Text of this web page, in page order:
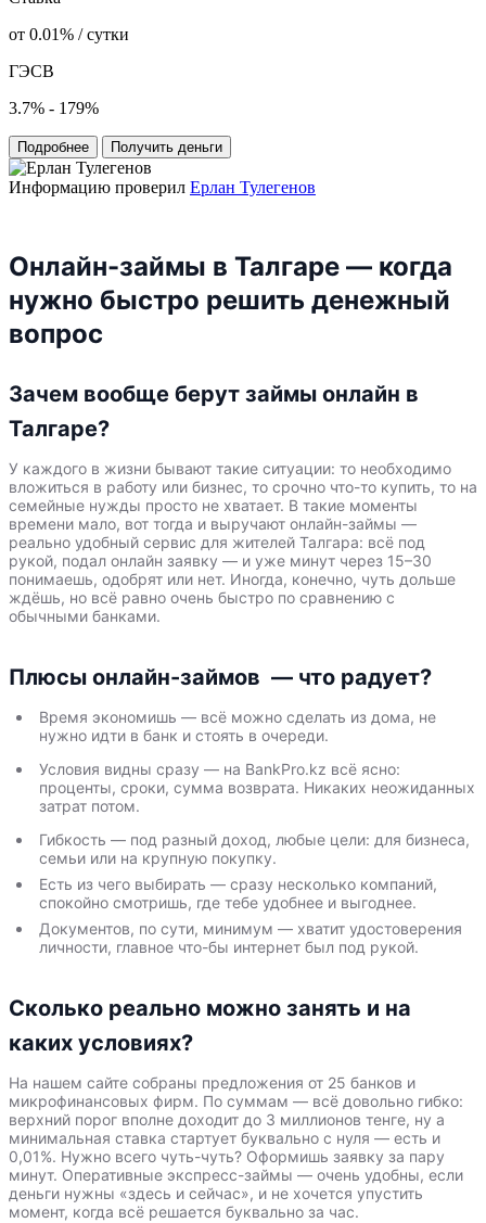
от 0.01% / сутки
ГЭСВ
3.7% - 179%
Подробнее Получить деньги
Информацию проверил Ерлан Тулегенов
Онлайн-займы в Талгаре — когда
нужно быстро решить денежный
вопрос
Зачем вообще берут займы онлайн в
Талгаре?
У каждого в жизни бывают такие ситуации: то необходимо
вложиться в работу или бизнес, то срочно что-то купить, то на
семейные нужды просто не хватает. В такие моменты
времени мало, вот тогда и выручают онлайн-займы —
реально удобный сервис для жителей Талгара: всё под
рукой, подал онлайн заявку — и уже минут через 15–30
понимаешь, одобрят или нет. Иногда, конечно, чуть дольше
ждёшь, но всё равно очень быстро по сравнению с
обычными банками.
Плюсы онлайн-займов — что радует?
Время экономишь — всё можно сделать из дома, не
нужно идти в банк и стоять в очереди.
Условия видны сразу — на BankPro.kz всё ясно:
проценты, сроки, сумма возврата. Никаких неожиданных
затрат потом.
Гибкость — под разный доход, любые цели: для бизнеса,
семьи или на крупную покупку.
Есть из чего выбирать — сразу несколько компаний,
спокойно смотришь, где тебе удобнее и выгоднее.
Документов, по сути, минимум — хватит удостоверения
личности, главное что-бы интернет был под рукой.
Сколько реально можно занять и на
каких условиях?
На нашем сайте собраны предложения от 25 банков и
микрофинансовых фирм. По суммам — всё довольно гибко:
верхний порог вполне доходит до 3 миллионов тенге, ну а
минимальная ставка стартует буквально с нуля — есть и
0,01%. Нужно всего чуть-чуть? Оформишь заявку за пару
минут. Оперативные экспресс-займы — очень удобны, если
деньги нужны «здесь и сейчас», и не хочется упустить
момент, когда всё решается буквально за час.